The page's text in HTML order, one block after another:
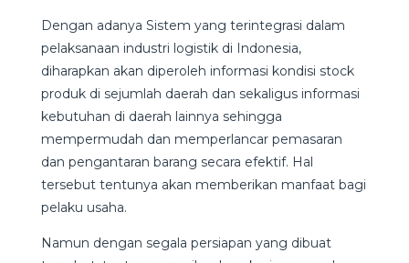
Dengan adanya Sistem yang terintegrasi dalam
pelaksanaan industri logistik di Indonesia,
diharapkan akan diperoleh informasi kondisi stock
produk di sejumlah daerah dan sekaligus informasi
kebutuhan di daerah lainnya sehingga
mempermudah dan memperlancar pemasaran
dan pengantaran barang secara efektif. Hal
tersebut tentunya akan memberikan manfaat bagi
pelaku usaha.
Namun dengan segala persiapan yang dibuat